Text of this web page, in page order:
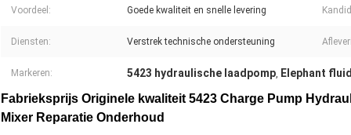
Voordeel: Goede kwaliteit en snelle levering
Diensten: Verstrek technische ondersteuning
Markeren: 5423 hydraulische laadpomp, Elephant
Fabrieksprijs Originele kwaliteit 5423 Charge Pump
Mixer Reparatie Onderhoud